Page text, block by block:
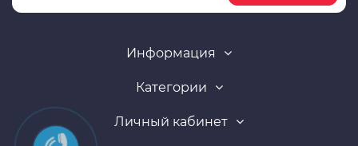
Информация
Категории
Личный кабинет